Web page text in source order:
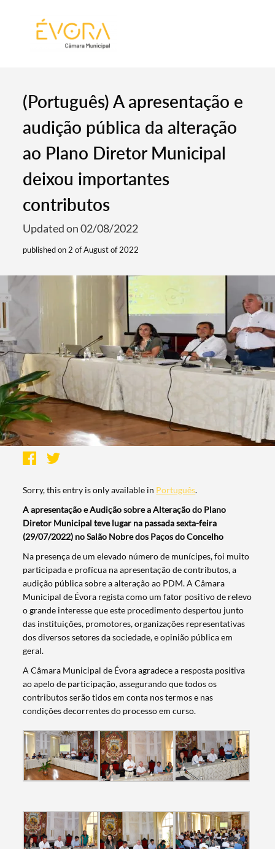
Search term
(Português) A apresentação e
audição pública da alteração
ao Plano Diretor Municipal
deixou importantes
contributos
Updated on 02/08/2022
published on 2 of August of 2022
Sorry, this entry is only available in Português.
A apresentação e Audição sobre a Alteração do Plano
Diretor Municipal teve lugar na passada sexta-feira
(29/07/2022) no Salão Nobre dos Paços do Concelho
Na presença de um elevado número de munícipes, foi muito
participada e profícua na apresentação de contributos, a
audição pública sobre a alteração ao PDM. A Câmara
Municipal de Évora regista como um fator positivo de relevo
o grande interesse que este procedimento despertou junto
das instituições, promotores, organizações representativas
dos diversos setores da sociedade, e opinião pública em
geral.
A Câmara Municipal de Évora agradece a resposta positiva
ao apelo de participação, assegurando que todos os
contributos serão tidos em conta nos termos e nas
condições decorrentes do processo em curso.